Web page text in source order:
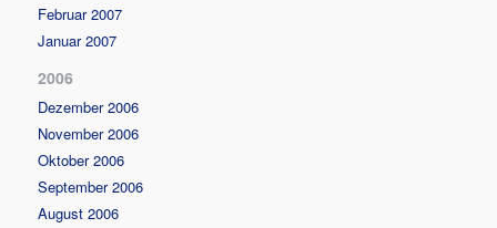
Februar 2007
Januar 2007
2006
Dezember 2006
November 2006
Oktober 2006
September 2006
August 2006